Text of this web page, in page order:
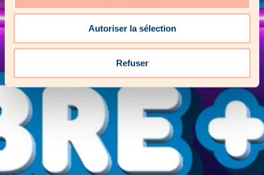
Autoriser la sélection
Refuser